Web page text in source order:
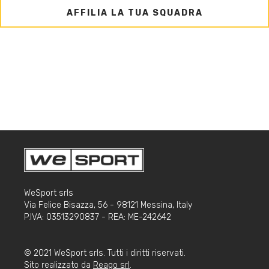
AFFILIA LA TUA SQUADRA
WeSport srls
Via Felice Bisazza, 56 - 98121 Messina, Italy
P.IVA: 03513290837 - REA: ME-242642
© 2021 WeSport srls. Tutti i diritti riservati.
Sito realizzato da Reago srl .